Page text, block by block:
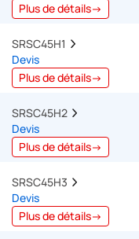
Plus de détails→
SRSC45H1
Devis
Plus de détails→
SRSC45H2
Devis
Plus de détails→
SRSC45H3
Devis
Plus de détails→